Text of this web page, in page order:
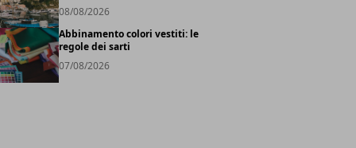
08/08/2026
Abbinamento colori vestiti: le
regole dei sarti
07/08/2026